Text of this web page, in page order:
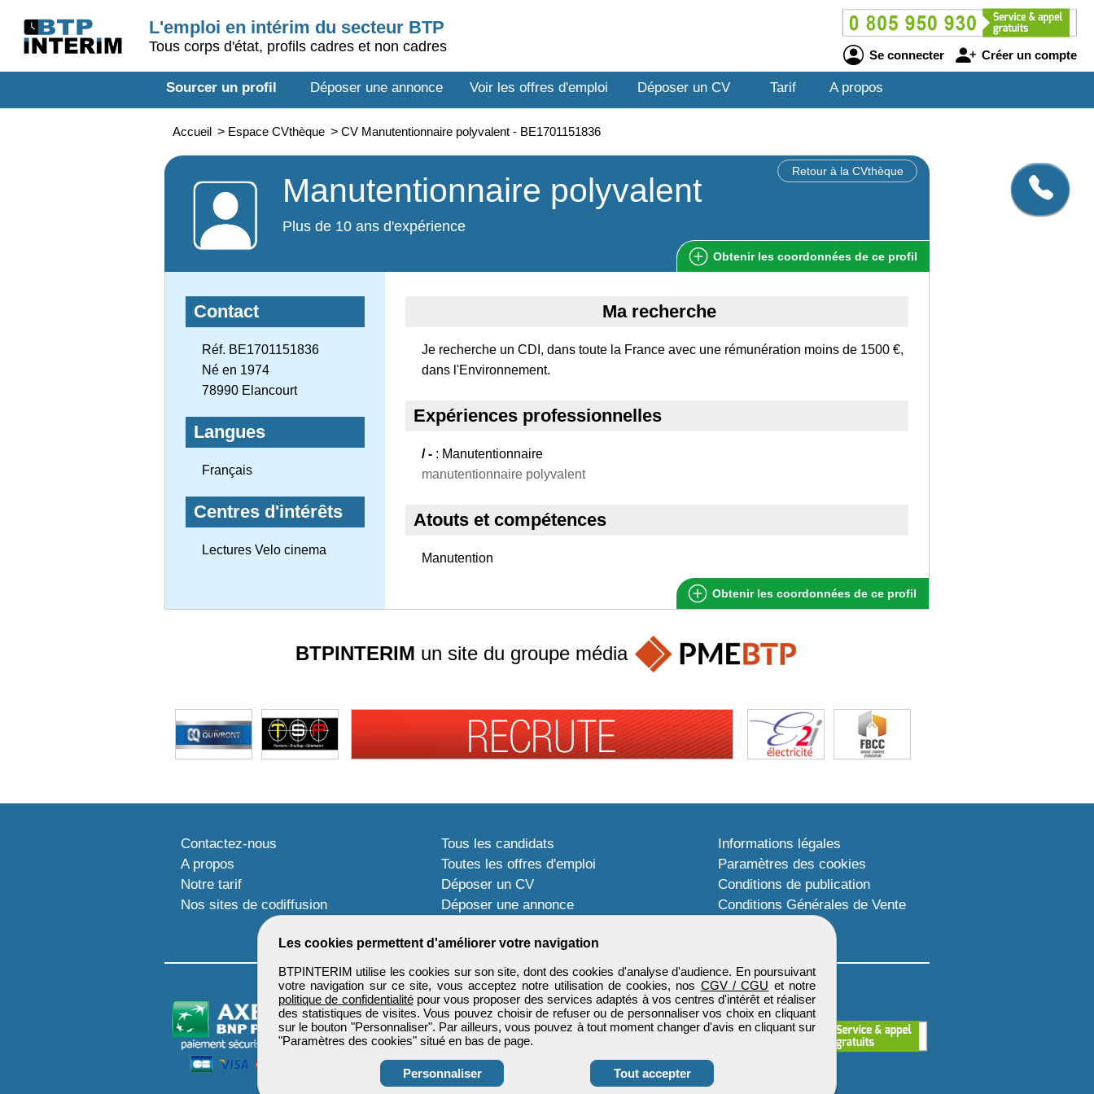
L'emploi en intérim du secteur BTP
Tous corps d'état, profils cadres et non cadres
Se connecter Créer un compte
Sourcer un profil Déposer une annonce Voir les offres d'emploi Déposer un CV Tarif A propos
Accueil > Espace CVthèque > CV Manutentionnaire polyvalent - BE1701151836
Retour à la CVthèque
Manutentionnaire polyvalent
Plus de 10 ans d'expérience
Obtenir les coordonnées de ce profil
Contact
Réf. BE1701151836
Né en 1974
78990 Elancourt
Langues
Français
Centres d'intérêts
Lectures Velo cinema
Ma recherche
Je recherche un CDI, dans toute la France avec une rémunération moins de 1500 €,
dans l'Environnement.
Expériences professionnelles
/ - : Manutentionnaire
manutentionnaire polyvalent
Atouts et compétences
Manutention
Obtenir les coordonnées de ce profil
Les cookies permettent d'améliorer votre navigation
BTPINTERIM utilise les cookies sur son site, dont des cookies d'analyse d'audience. En poursuivant
votre navigation sur ce site, vous acceptez notre utilisation de cookies, nos CGV / CGU et notre
politique de confidentialitépour vous proposer des services adaptés à vos centres d'intérêt et réaliser
des statistiques de visites. Vous pouvez choisir de refuser ou de personnaliser vos choix en cliquant
sur le bouton "Personnaliser". Par ailleurs, vous pouvez à tout moment changer d'avis en cliquant sur
"Paramètres des cookies" situé en bas de page.
Personnaliser Tout accepter
BTPINTERIM un site du groupe média
Contactez-nous
A propos
Notre tarif
Nos sites de codiffusion
Tous les candidats
Toutes les offres d'emploi
Déposer un CV
Déposer une annonce
Informations légales
Paramètres des cookies
Conditions de publication
Conditions Générales de Vente